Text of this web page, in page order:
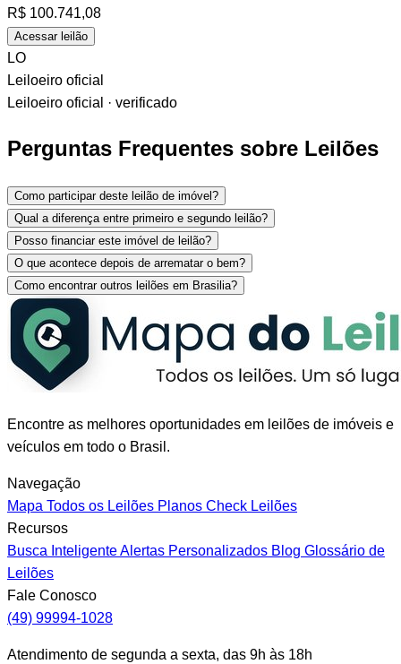
R$ 100.741,08
Acessar leilão
LO
Leiloeiro oficial
Leiloeiro oficial · verificado
Perguntas Frequentes sobre Leilões
Como participar deste leilão de imóvel?
Qual a diferença entre primeiro e segundo leilão?
Posso financiar este imóvel de leilão?
O que acontece depois de arrematar o bem?
Como encontrar outros leilões em Brasilia?
Encontre as melhores oportunidades em leilões de imóveis e
veículos em todo o Brasil.
Navegação
Mapa Todos os Leilões Planos Check Leilões
Recursos
Busca InteligenteAlertas Personalizados Blog Glossário de
Leilões
Fale Conosco
(49) 99994-1028
Atendimento de segunda a sexta, das 9h às 18h